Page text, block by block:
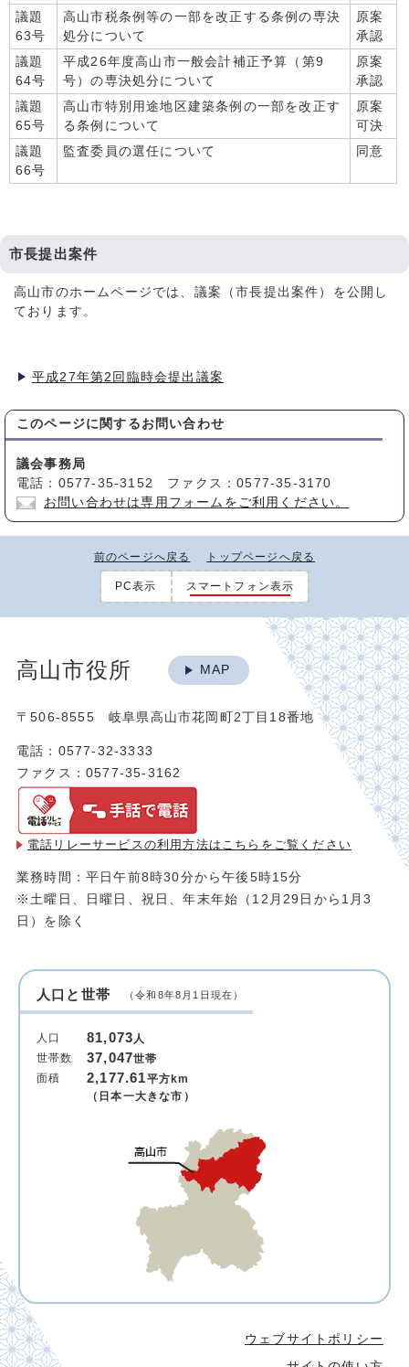
議題
63号
高山市税条例等の一部を改正する条例の専決
処分について
原案
承認
議題
64号
平成26年度高山市一般会計補正予算（第9
号）の専決処分について
原案
承認
議題
65号
高山市特別用途地区建築条例の一部を改正す
る条例について
原案
可決
議題
66号
監査委員の選任について 同意
市長提出案件
高山市のホームページでは、議案（市長提出案件）を公開し
ております。
平成27年第2回臨時会提出議案
このページに関する お問い合わせ
議会事務局
電話：0577-35-3152 ファクス：0577-35-3170
お問い合わせは専用フォームをご利用ください。
前のページへ戻る トップページへ戻る
PC表示 スマートフォン表示
高山市役所 MAP
〒506-8555 岐阜県高山市花岡町2丁目18番地
電話：0577-32-3333
ファクス：0577-35-3162
電話リレーサービスの利用方法は こちらをご覧ください
業務時間：平日午前8時30分から午後5時15分
※土曜日、日曜日、祝日、年末年始（12月29日から1月3
日）を除く
人口と世帯 （令和8年8月1日現在）
人口 81,073人
世帯数
37,047世帯
面積
2,177.61平方km
（日本一大きな市）
ウェブサイトポリシー